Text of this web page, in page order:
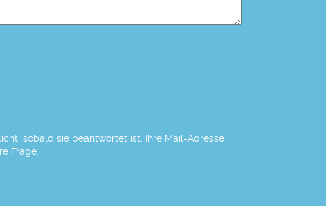
sobald sie beantwortet ist. Ihre Mail-Adresse
Frage.